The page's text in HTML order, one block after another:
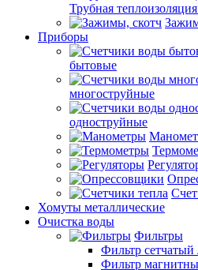
Трубная
Приборы
бытовые
многоструйные
одноструйные
Хомуты металлические
Очистка воды
Фильтры
Фильтр
Фильтр